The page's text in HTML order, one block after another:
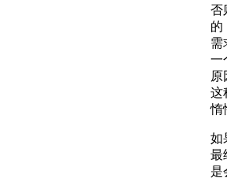
否
的
需
一
原
这
惰
如
最
是